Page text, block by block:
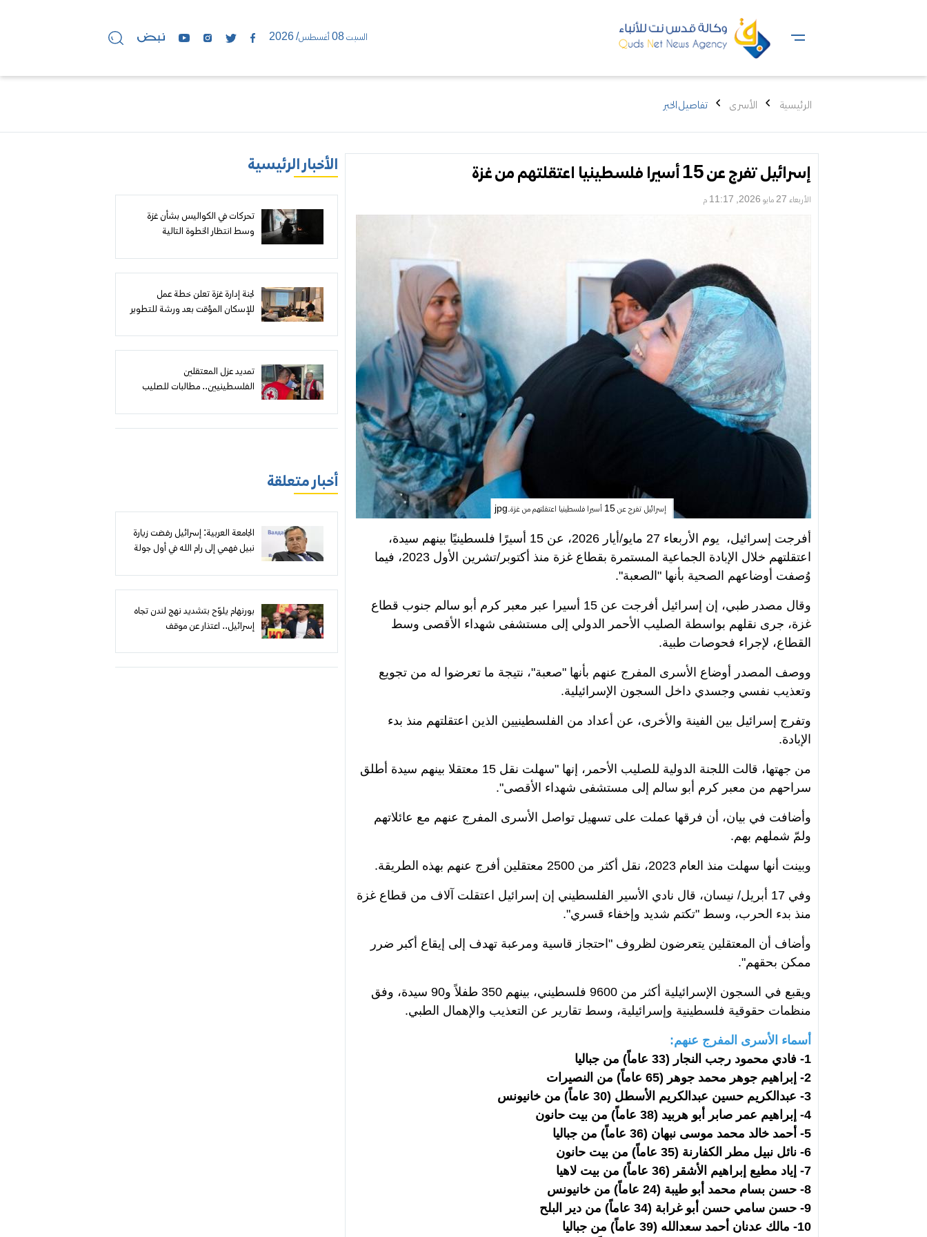
السبت 08 أغسطس/ 2026
الرئيسية الأسرى تفاصيل الخبر
إسرائيل تفرج عن 15 أسيرا فلسطينيا اعتقلتهم من غزة
الأربعاء 27 مايو 2026, 11:17 م
إسرائيل تفرج عن 15 أسيرا فلسطينيا اعتقلتهم من غزة.jpg
أفرجت إسرائيل، يوم الأربعاء 27 مايو/أيار 2026، عن 15 أسيرًا فلسطينيًا بينهم سيدة،
اعتقلتهم خلال الإبادة الجماعية المستمرة بقطاع غزة منذ أكتوبر/تشرين الأول 2023، فيما
وُصفت أوضاعهم الصحية بأنها "الصعبة".
وقال مصدر طبي، إن إسرائيل أفرجت عن 15 أسيرا عبر معبر كرم أبو سالم جنوب قطاع
غزة، جرى نقلهم بواسطة الصليب الأحمر الدولي إلى مستشفى شهداء الأقصى وسط
القطاع، لإجراء فحوصات طبية.
ووصف المصدر أوضاع الأسرى المفرج عنهم بأنها "صعبة"، نتيجة ما تعرضوا له من تجويع
وتعذيب نفسي وجسدي داخل السجون الإسرائيلية.
وتفرج إسرائيل بين الفينة والأخرى، عن أعداد من الفلسطينيين الذين اعتقلتهم منذ بدء
الإبادة.
من جهتها، قالت اللجنة الدولية للصليب الأحمر، إنها "سهلت نقل 15 معتقلا بينهم سيدة أطلق
سراحهم من معبر كرم أبو سالم إلى مستشفى شهداء الأقصى".
وأضافت في بيان، أن فرقها عملت على تسهيل تواصل الأسرى المفرج عنهم مع عائلاتهم
ولمّ شملهم بهم.
وبينت أنها سهلت منذ العام 2023، نقل أكثر من 2500 معتقلين أفرج عنهم بهذه الطريقة.
وفي 17 أبريل/ نيسان، قال نادي الأسير الفلسطيني إن إسرائيل اعتقلت آلاف من قطاع غزة
منذ بدء الحرب، وسط "تكتم شديد وإخفاء قسري".
وأضاف أن المعتقلين يتعرضون لظروف "احتجاز قاسية ومرعبة تهدف إلى إيقاع أكبر ضرر
ممكن بحقهم".
ويقبع في السجون الإسرائيلية أكثر من 9600 فلسطيني، بينهم 350 طفلاً و90 سيدة، وفق
منظمات حقوقية فلسطينية وإسرائيلية، وسط تقارير عن التعذيب والإهمال الطبي.
أسماء الأسرى المفرج عنهم:
1- فادي محمود رجب النجار (33 عاماً) من جباليا
2- إبراهيم جوهر محمد جوهر (65 عاماً) من النصيرات
3- عبدالكريم حسين عبدالكريم الأسطل (30 عاماً) من خانيونس
4- إبراهيم عمر صابر أبو هربيد (38 عاماً) من بيت حانون
5- أحمد خالد محمد موسى نبهان (36 عاماً) من جباليا
6- نائل نبيل مطر الكفارنة (35 عاماً) من بيت حانون
7- إياد مطيع إبراهيم الأشقر (36 عاماً) من بيت لاهيا
8- حسن بسام محمد أبو طيبة (24 عاماً) من خانيونس
9- حسن سامي حسن أبو غرابة (34 عاماً) من دير البلح
10- مالك عدنان أحمد سعدالله (39 عاماً) من جباليا
الأخبار الرئيسية
تحركات في الكواليس بشأن غزة
وسط انتظار الخطوة التالية
لجنة إدارة غزة تعلن خطة عمل
للإسكان المؤقت بعد ورشة للتطوير
تمديد عزل المعتقلين
الفلسطينيين.. مطالبات للصليب
وكسر الحصار عن السجون
أخبار متعلقة
الجامعة العربية: إسرائيل رفضت زيارة
نبيل فهمي إلى رام الله في أول جولة
بورنهام يلوّح بتشديد نهج لندن تجاه
إسرائيل.. اعتذار عن موقف
وحظر تجارة المستوطنات